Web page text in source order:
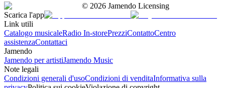
© 2026 Jamendo Licensing
Scarica l'app
Link utili
Catalogo musicaleRadio In-storePrezziContattoCentro
assistenzaContattaci
Jamendo
Jamendo per artistiJamendo Music
Note legali
Condizioni generali d'usoCondizioni di venditaInformativa sulla